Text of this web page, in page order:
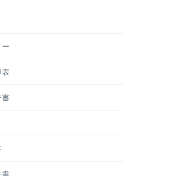
書
書